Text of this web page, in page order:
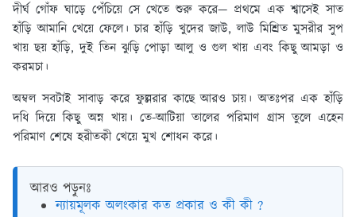
দীর্ঘ গোঁফ ঘাড়ে পেঁচিয়ে সে খেতে শুরু করে— প্রথমে এক শ্বাসেই সাত
হাঁড়ি আমানি খেয়ে ফেলে। চার হাঁড়ি খুদের জাউ, লাউ মিশ্রিত মুসরীর সুপ
খায় ছয় হাঁড়ি, দুই তিন ঝুড়ি পোড়া আলু ও গুল খায় এবং কিছু আমড়া ও
করমচা।
অম্বল সবটাই সাবাড় করে ফুল্লরার কাছে আরও চায়। অতঃপর এক হাঁড়ি
দধি দিয়ে কিছু অন্ন খায়। তে-আটিয়া তালের পরিমাণ গ্রাস তুলে এহেন
পরিমাণ শেষে হরীতকী খেয়ে মুখ শোধন করে।
আরও পড়ুনঃ
ন্যায়মূলক অলংকার কত প্রকার ও কী কী ?